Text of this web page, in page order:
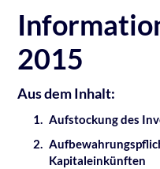
2015
Aus dem Inhalt:
Aufstockung des
Kapitaleinkünften